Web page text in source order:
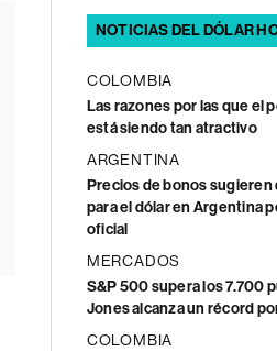
NOTICIAS DEL DÓLAR
COLOMBIA
Las razones por las que el
está siendo tan atractivo
ARGENTINA
Precios de bonos sugieren
para el dólar en Argentina
oficial
MERCADOS
S&P 500 supera los 7.700
Jones alcanza un récord
COLOMBIA